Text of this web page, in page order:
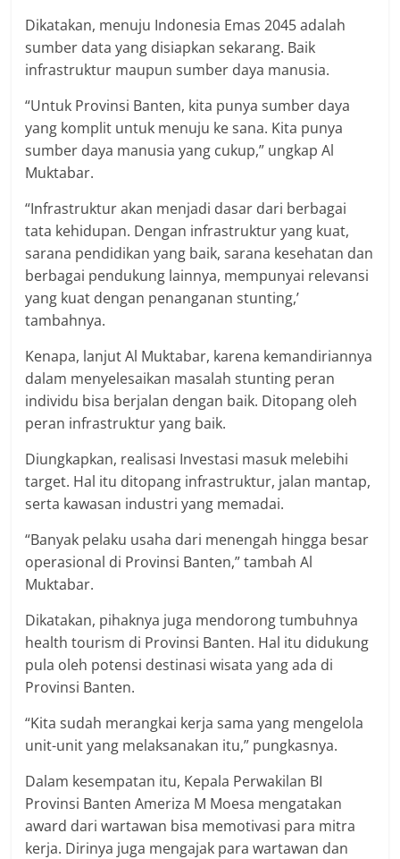
Dikatakan, menuju Indonesia Emas 2045 adalah
sumber data yang disiapkan sekarang. Baik
infrastruktur maupun sumber daya manusia.
“Untuk Provinsi Banten, kita punya sumber daya
yang komplit untuk menuju ke sana. Kita punya
sumber daya manusia yang cukup,” ungkap Al
Muktabar.
“Infrastruktur akan menjadi dasar dari berbagai
tata kehidupan. Dengan infrastruktur yang kuat,
sarana pendidikan yang baik, sarana kesehatan dan
berbagai pendukung lainnya, mempunyai relevansi
yang kuat dengan penanganan stunting,’
tambahnya.
Kenapa, lanjut Al Muktabar, karena kemandiriannya
dalam menyelesaikan masalah stunting peran
individu bisa berjalan dengan baik. Ditopang oleh
peran infrastruktur yang baik.
Diungkapkan, realisasi Investasi masuk melebihi
target. Hal itu ditopang infrastruktur, jalan mantap,
serta kawasan industri yang memadai.
“Banyak pelaku usaha dari menengah hingga besar
operasional di Provinsi Banten,” tambah Al
Muktabar.
Dikatakan, pihaknya juga mendorong tumbuhnya
health tourism di Provinsi Banten. Hal itu didukung
pula oleh potensi destinasi wisata yang ada di
Provinsi Banten.
“Kita sudah merangkai kerja sama yang mengelola
unit-unit yang melaksanakan itu,” pungkasnya.
Dalam kesempatan itu, Kepala Perwakilan BI
Provinsi Banten Ameriza M Moesa mengatakan
award dari wartawan bisa memotivasi para mitra
kerja. Dirinya juga mengajak para wartawan dan